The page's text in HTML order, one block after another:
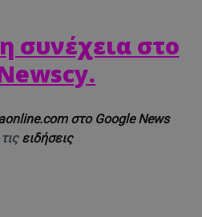
συνέχεια στο
στο Google News
ειδήσεις